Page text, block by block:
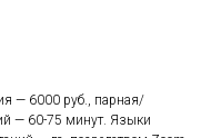
— 6000 руб., парная/
— 60-75 минут. Языки